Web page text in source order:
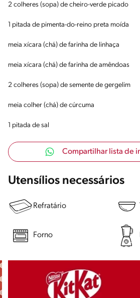
2 colheres (sopa) de cheiro-verde picado
1 pitada de pimenta-do-reino preta moída
meia xícara (chá) de farinha de linhaça
meia xícara (chá) de farinha de amêndoas
2 colheres (sopa) de semente de gergelim
meia colher (chá) de cúrcuma
1 pitada de sal
Compartilhar lista de
Utensílios necessários
Refratário
Forno